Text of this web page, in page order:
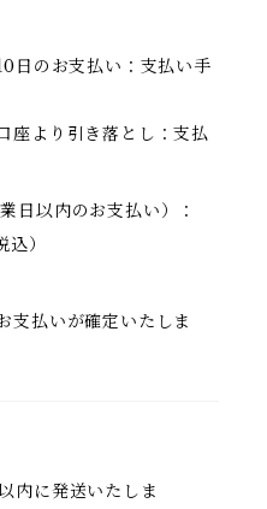
日のお支払い：支払い手
座より引き落とし：支払
日以内のお支払い）：
）
支払いが確定いたしま
内に発送いたしま